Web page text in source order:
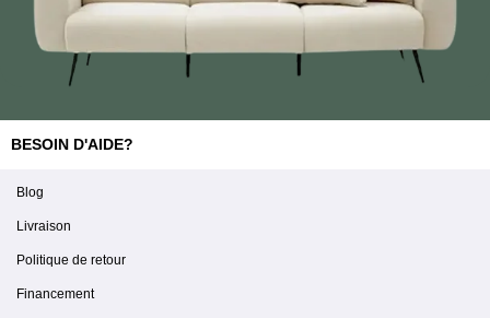
BESOIN D'AIDE?
Blog
Livraison
Politique de retour
Financement